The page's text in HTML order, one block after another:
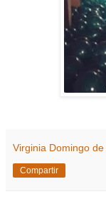
Virginia Domingo
Compartir